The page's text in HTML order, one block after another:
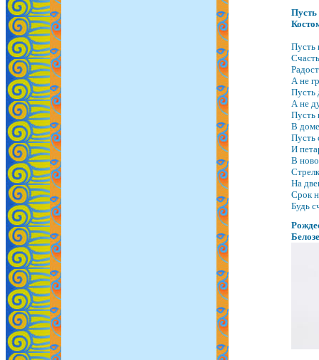
Пусть
А не
Пусть
А не
Пусть
В
Пусть
И
В
На
Срок
Будь